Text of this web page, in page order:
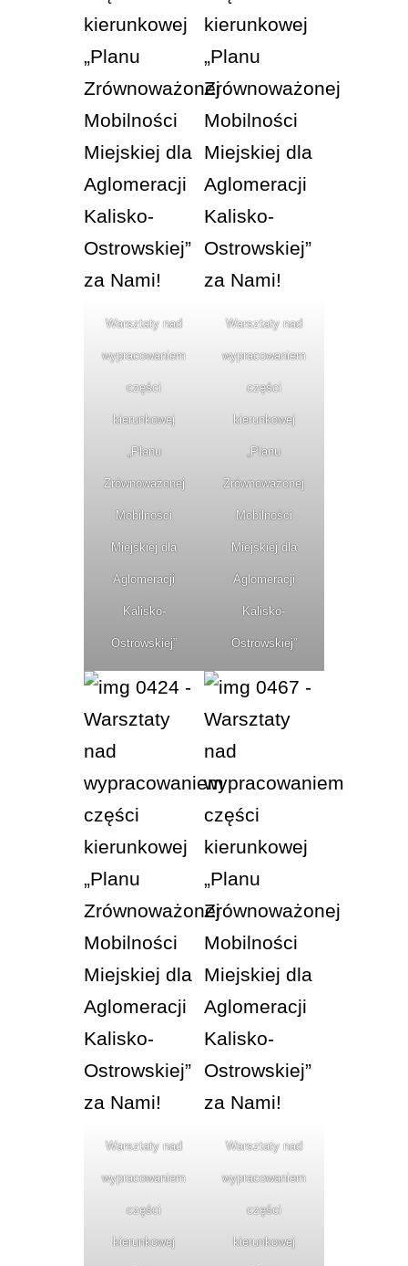
Warsztaty nad
wypracowaniem
części
kierunkowej
„Planu
Zrównoważonej
Mobilności
Miejskiej dla
Aglomeracji
Kalisko-
Ostrowskiej”
Warsztaty nad
wypracowaniem
części
kierunkowej
„Planu
Zrównoważonej
Mobilności
Miejskiej dla
Aglomeracji
Kalisko-
Ostrowskiej”
Warsztaty nad
wypracowaniem
części
kierunkowej
Warsztaty nad
wypracowaniem
części
kierunkowej